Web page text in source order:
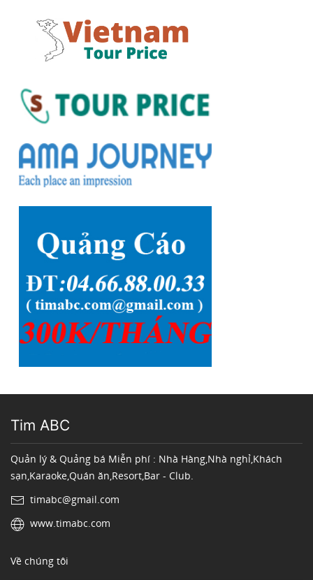
Tim ABC
Quản lý & Quảng bá Miễn phí : Nhà Hàng,Nhà nghỉ,Khách
sạn,Karaoke,Quán ăn,Resort,Bar - Club.
timabc@gmail.com
www.timabc.com
Về chúng tôi